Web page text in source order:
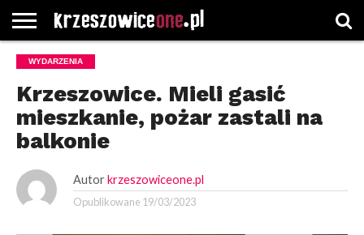
STRONA
GŁÓWNA
WYBORY
WYBIERZ
ROZKŁADY
GREGORCZYK
KONTAKT
WYDARZENIA
Krzeszowice. Mieli gasić
mieszkanie, pożar zastali na
balkonie
Autor krzeszowiceone.pl
Opublikowane 19/03/2023